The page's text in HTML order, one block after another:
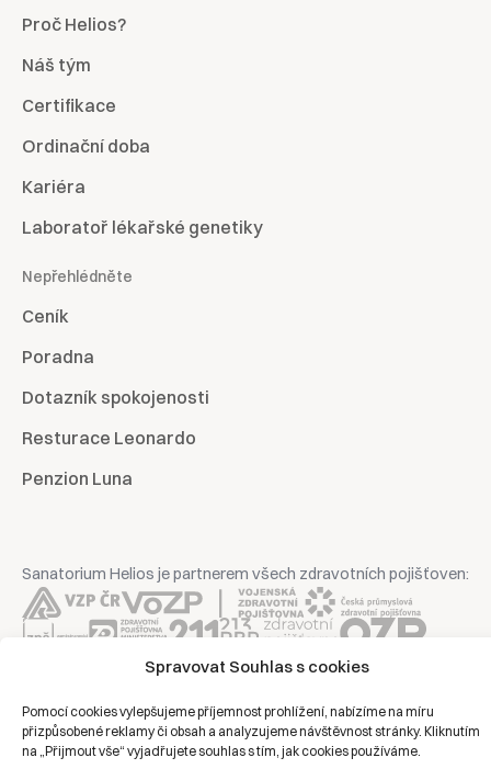
Spravovat Souhlas s cookies
Pomocí cookies vylepšujeme příjemnost prohlížení, nabízíme na míru
přizpůsobené reklamy či obsah a analyzujeme návštěvnost stránky. Kliknutím
na „Přijmout vše“ vyjadřujete souhlas s tím, jak cookies používáme.
Proč Helios?
Náš tým
Certifikace
Ordinační doba
Kariéra
Laboratoř lékařské genetiky
Nepřehlédněte
Ceník
Poradna
Dotazník spokojenosti
Resturace Leonardo
Penzion Luna
Sanatorium Helios je partnerem všech zdravotních pojišťoven:
Ochrana osobních údajů